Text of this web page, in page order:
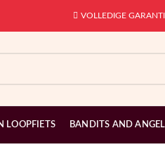
VOLLEDIGE
LOOPFIETS BANDITS AND